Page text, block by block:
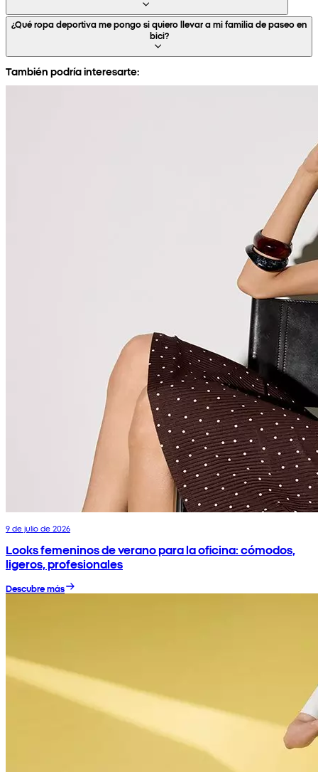
¿Qué ropa deportiva me pongo si quiero llevar a mi familia de paseo en
bici?
También podría interesarte:
9 de julio de 2026
Looks femeninos de verano para la oficina: cómodos,
ligeros, profesionales
Descubre más